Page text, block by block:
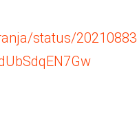
status/